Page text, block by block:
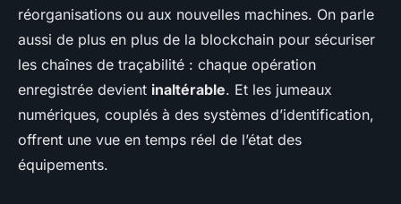
réorganisations ou aux nouvelles machines. On parle
aussi de plus en plus de la blockchain pour sécuriser
les chaînes de traçabilité : chaque opération
enregistrée devient inaltérable. Et les jumeaux
numériques, couplés à des systèmes d’identification,
offrent une vue en temps réel de l’état des
équipements.